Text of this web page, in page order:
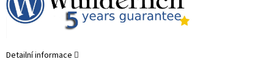
Detailní informace